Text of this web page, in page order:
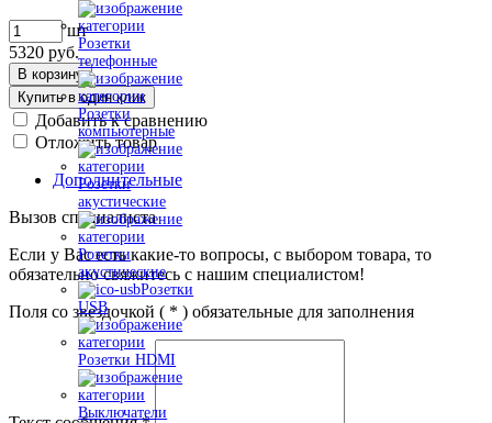
Розетки
телефонные
Розетки
компьютерные
Розетки
акустические
Розетки
акустические
Розетки
USB
Розетки HDMI
Выключатели
шт
5320 руб.
В корзину
Купить в один клик
Добавить к сравнению
Отложить товар
Дополнительные
Вызов специалиста
Если у Вас есть какие-то вопросы, с выбором товара, то
обязательно свяжитесь с нашим специалистом!
Поля со звездочкой ( * ) обязательные для заполнения